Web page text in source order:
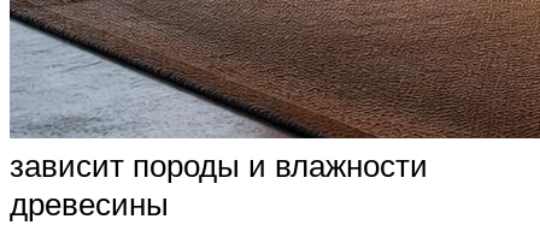
зависит породы и влажности
древесины